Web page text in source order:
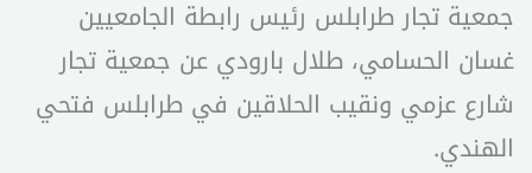
جمعية تجار طرابلس رئيس رابطة الجامعيين
غسان الحسامي، طلال بارودي عن جمعية تجار
شارع عزمي ونقيب الحلاقين في طرابلس فتحي
الهندي.